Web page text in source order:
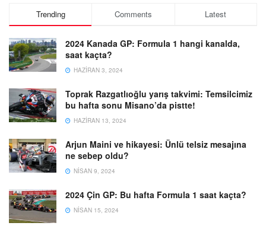
Trending Comments Latest
2024 Kanada GP: Formula 1 hangi kanalda,
saat kaçta?
HAZIRAN 3, 2024
Toprak Razgatlıoğlu yarış takvimi: Temsilcimiz
bu hafta sonu Misano’da pistte!
HAZIRAN 13, 2024
Arjun Maini ve hikayesi: Ünlü telsiz mesajına
ne sebep oldu?
NISAN 9, 2024
2024 Çin GP: Bu hafta Formula 1 saat kaçta?
NISAN 15, 2024